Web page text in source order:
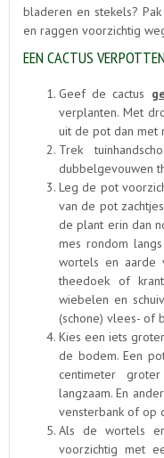
bladeren en stekels?
en raggen voorzichtig
EEN CACTUS
Geef de cactus
verplanten. Met
uit de pot dan met
Trek
dubbelgevouwen
Leg de pot
van de pot
de plant erin dan
mes rondom
wortels en aarde
theedoek of
wiebelen en
(schone) vlees- of
Kies een iets
de bodem. Een
centimeter
langzaam. En
vensterbank of op
Als de wortels
voorzichtig met